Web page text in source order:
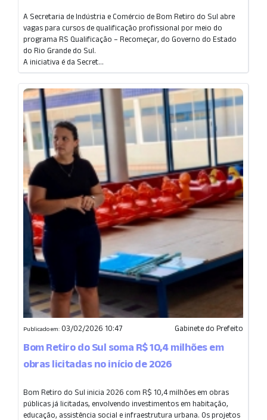
A Secretaria de Indústria e Comércio de Bom Retiro do Sul abre
vagas para cursos de qualificação profissional por meio do
programa RS Qualificação – Recomeçar, do Governo do Estado
do Rio Grande do Sul.
A iniciativa é da Secret...
Publicado em: 03/02/2026 10:47 Gabinete do Prefeito
Bom Retiro do Sul soma R$ 10,4 milhões em
obras licitadas no início de 2026
Bom Retiro do Sul inicia 2026 com R$ 10,4 milhões em obras
públicas já licitadas, envolvendo investimentos em habitação,
educação, assistência social e infraestrutura urbana. Os projetos